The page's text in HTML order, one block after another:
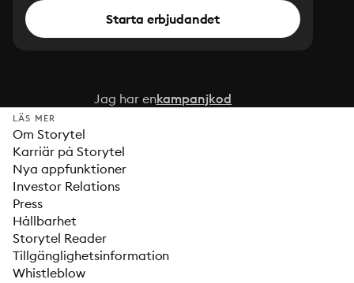
Starta erbjudandet
Jag har enkampanjkod
LÄS MER
Om Storytel
Karriär på Storytel
Nya appfunktioner
Investor Relations
Press
Hållbarhet
Storytel Reader
Tillgänglighetsinformation
Whistleblow